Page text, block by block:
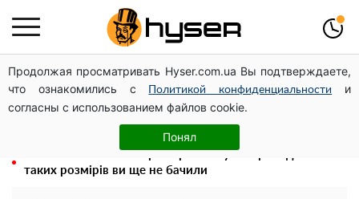
Продолжая просматривать Hyser.com.ua Вы подтверждаете,
что ознакомились с
Политикой конфиденциальности
и
согласны с использованием файлов cookie.
Понял
Чи може Поштова площа стати головною точкою
входу до історичного Києва
Гола Олена Тополя у цікавих позах змусила відвисати
щелепи: злив відео – було лише початком
таких розмірів ви ще не бачили